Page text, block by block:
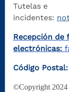
Tutelas e
incidentes:
Recepción de
electrónicas:
Código
©Copyright 2024